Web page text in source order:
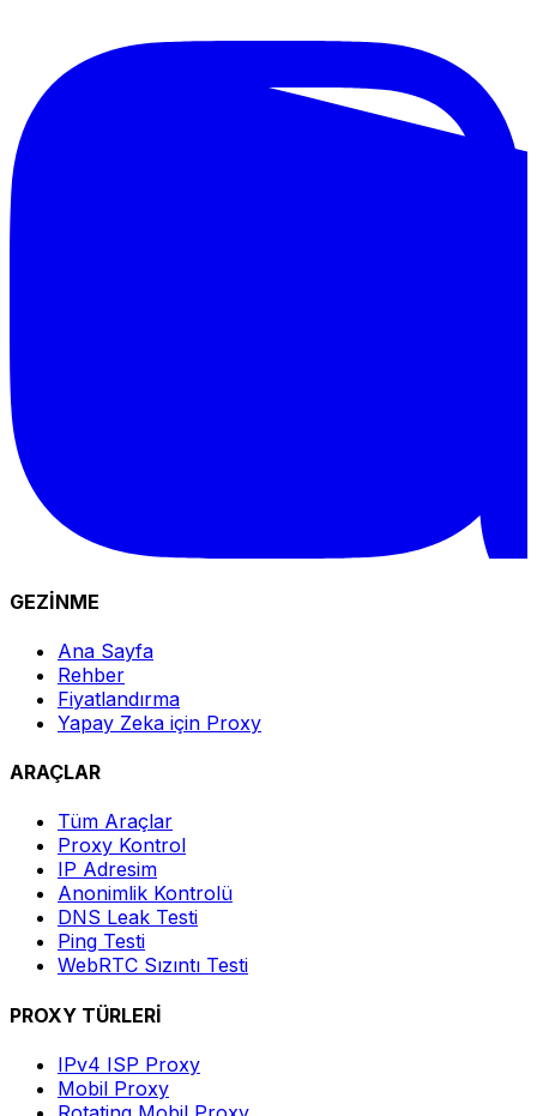
GEZİNME
Ana Sayfa
Rehber
Fiyatlandırma
Yapay Zeka için Proxy
ARAÇLAR
Tüm Araçlar
Proxy Kontrol
IP Adresim
Anonimlik Kontrolü
DNS Leak Testi
Ping Testi
WebRTC Sızıntı Testi
PROXY TÜRLERİ
IPv4 ISP Proxy
Mobil Proxy